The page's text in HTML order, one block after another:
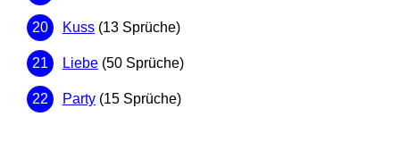
Kuss (13 Sprüche)
Liebe (50 Sprüche)
Party (15 Sprüche)